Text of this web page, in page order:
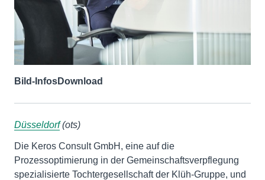
Bild-InfosDownload
Düsseldorf(ots)
Die Keros Consult GmbH, eine auf die
Prozessoptimierung in der Gemeinschaftsverpflegung
spezialisierte Tochtergesellschaft der Klüh-Gruppe, und